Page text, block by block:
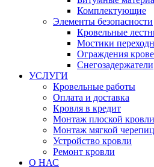
Комплектующие
Элементы безопасности
Кровельные
Мостики
Ограждения
Снегозадержатели
УСЛУГИ
Кровельные работы
Оплата и доставка
Кровля в кредит
Монтаж плоской кровли
Монтаж мягкой
Устройство кровли
Ремонт кровли
О НАС